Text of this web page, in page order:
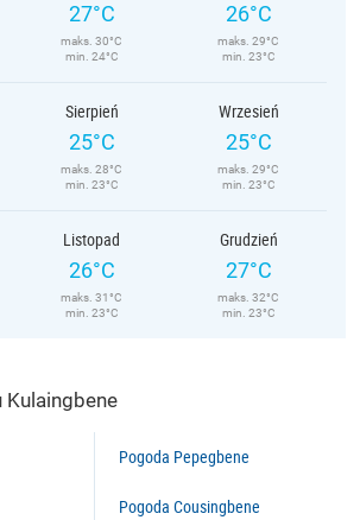
27°C
maks. 30°C
min. 24°C
26°C
maks. 29°C
min. 23°C
Sierpień
25°C
maks. 28°C
min. 23°C
Wrzesień
25°C
maks. 29°C
min. 23°C
Listopad
26°C
maks. 31°C
min. 23°C
Grudzień
27°C
maks. 32°C
min. 23°C
Pogoda Pepegbene
Pogoda Cousingbene